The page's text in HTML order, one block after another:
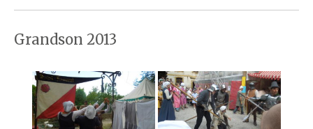
Grandson 2013